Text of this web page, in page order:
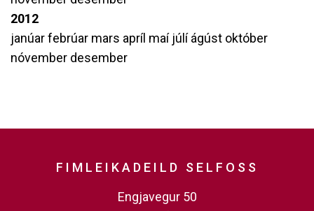
2012
janúarfebrúar mars apríl maí júlíágúst október
nóvember desember
FIMLEIKADEILD SELFOSS
Engjavegur 50